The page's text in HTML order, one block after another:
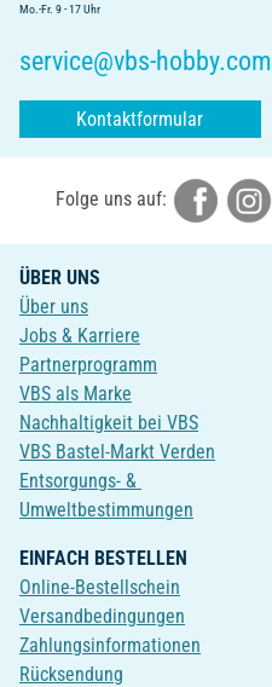
Mo.-Fr. 9 - 17 Uhr
service@vbs-hobby.com
Kontaktformular
Folge uns auf:
ÜBER UNS
Über uns
Jobs & Karriere
Partnerprogramm
VBS als Marke
Nachhaltigkeit bei VBS
VBS Bastel-Markt Verden
Entsorgungs- &
Umweltbestimmungen
EINFACH BESTELLEN
Online-Bestellschein
Versandbedingungen
Zahlungsinformationen
Rücksendung